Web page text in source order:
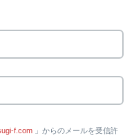
f.com 」からのメールを受信許